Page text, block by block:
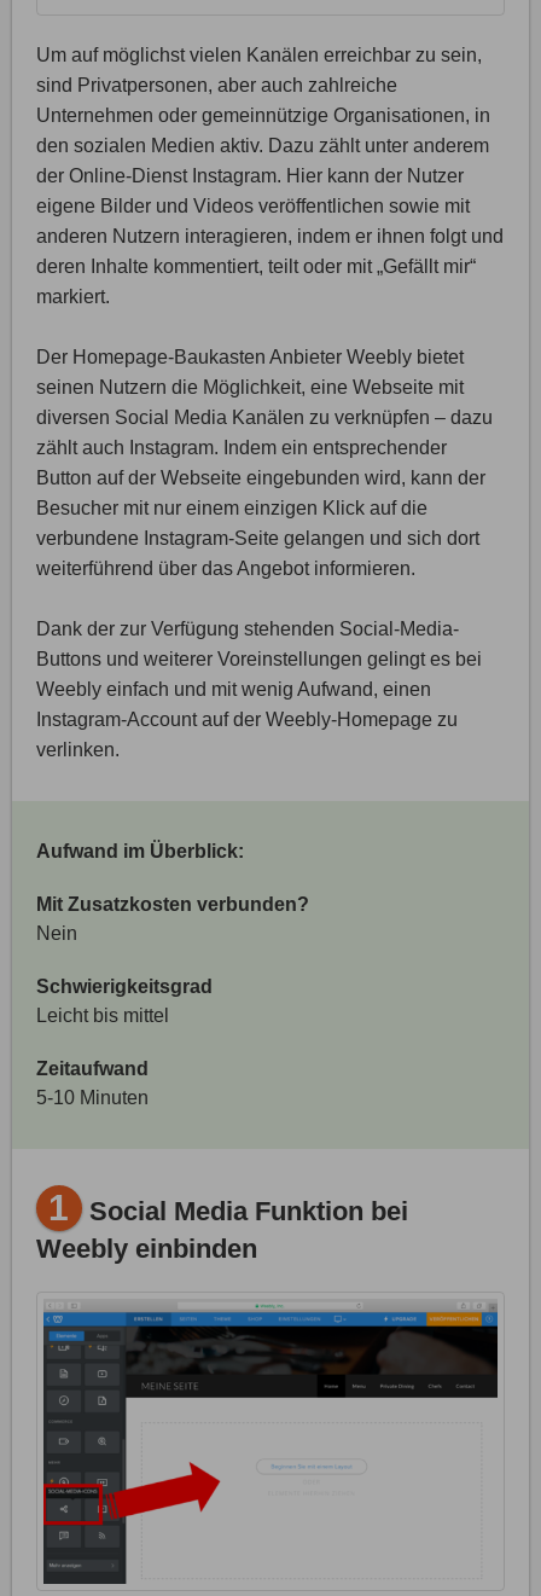
Um auf möglichst vielen Kanälen erreichbar zu sein,
sind Privatpersonen, aber auch zahlreiche
Unternehmen oder gemeinnützige Organisationen, in
den sozialen Medien aktiv. Dazu zählt unter anderem
der Online-Dienst Instagram. Hier kann der Nutzer
eigene Bilder und Videos veröffentlichen sowie mit
anderen Nutzern interagieren, indem er ihnen folgt und
deren Inhalte kommentiert, teilt oder mit „Gefällt mir“
markiert.
Der Homepage-Baukasten Anbieter Weebly bietet
seinen Nutzern die Möglichkeit, eine Webseite mit
diversen Social Media Kanälen zu verknüpfen – dazu
zählt auch Instagram. Indem ein entsprechender
Button auf der Webseite eingebunden wird, kann der
Besucher mit nur einem einzigen Klick auf die
verbundene Instagram-Seite gelangen und sich dort
weiterführend über das Angebot informieren.
Dank der zur Verfügung stehenden Social-Media-
Buttons und weiterer Voreinstellungen gelingt es bei
Weebly einfach und mit wenig Aufwand, einen
Instagram-Account auf der Weebly-Homepage zu
verlinken.
Aufwand im Überblick:
Mit Zusatzkosten verbunden?
Nein
Schwierigkeitsgrad
Leicht bis mittel
Zeitaufwand
5-10 Minuten
1 Social Media Funktion bei
Weebly einbinden